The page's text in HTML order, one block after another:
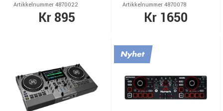
Artikkelnummer 4870022
Kr 895
Artikkelnummer 4870078
Kr 1650